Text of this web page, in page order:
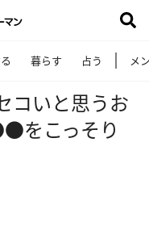
暮らす 占う メ
コいと思うお
をこっそり